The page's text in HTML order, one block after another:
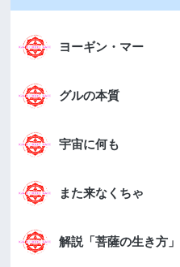
ヨーギン・マー
グルの本質
宇宙に何も
また来なくちゃ
解説「菩薩の生き方